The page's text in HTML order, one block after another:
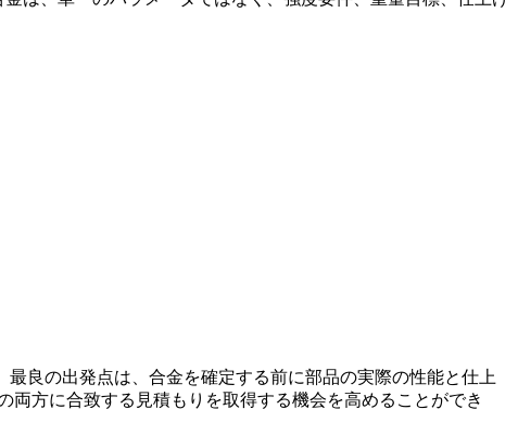
最良の出発点は、合金を確定する前に部品の実際の性能と仕上
両方に合致する見積もりを取得する機会を高めることができ